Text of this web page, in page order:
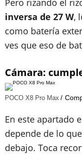
inversa de 27 W,
como batería
ves que eso de
Cámara:
POCO X8 Pro Max
En este apartado
depende de lo
debajo. Toca